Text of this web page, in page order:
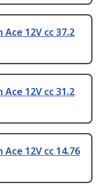
12V cc 37.2
12V cc 31.2
12V cc 14.76